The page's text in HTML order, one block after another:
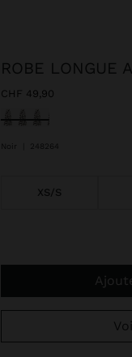
ROBE LONGUE
CHF 49,90
sélectionné(s)
Noir 248264
XS/S